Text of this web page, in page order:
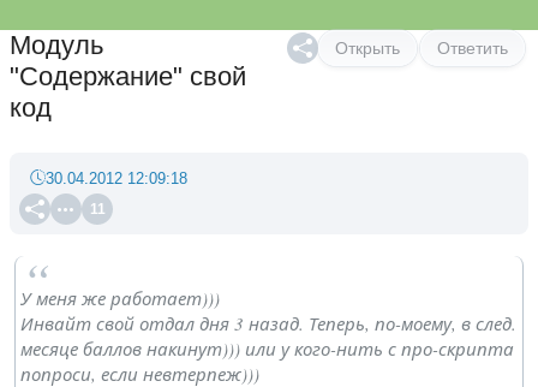
Открыть Ответить
Модуль
"Содержание" свой
код
11
30.04.2012 12:09:18
У меня же работает)))
Инвайт свой отдал дня 3 назад. Теперь, по-моему, в след.
месяце баллов накинут))) или у кого-нить с про-скрипта
попроси, если невтерпеж)))